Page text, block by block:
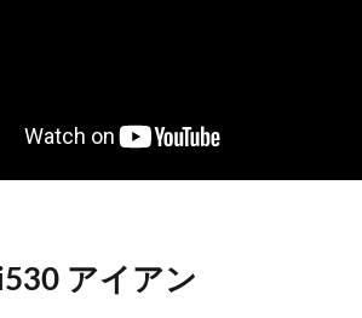
i530 アイアン